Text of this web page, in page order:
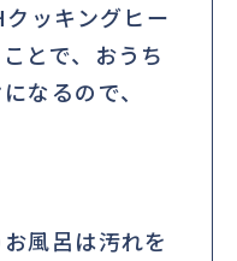
ッキングヒー
とで、おうち
なるので、
風呂は汚れを